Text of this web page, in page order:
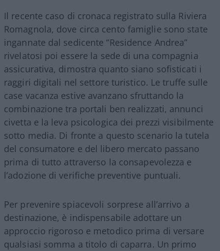
Il recente caso di cronaca registrato sulla Riviera
Romagnola, dove circa cento famiglie sono state
ingannate dal sedicente “Residence Andrea”
rivelatosi poi essere la sede di una compagnia
assicurativa, dimostra quanto siano sofisticati i
raggiri digitali nel settore turistico. Le truffe sulle
case vacanza estive avanzano sfruttando la
combinazione tra portali ben realizzati, annunci
civetta e la leva psicologica dei prezzi visibilmente
sotto media. Di fronte a questo scenario la tutela
del consumatore e del libero mercato passano
prima di tutto attraverso la consapevolezza e
l’adozione di verifiche preventive puntuali.
Per prevenire spiacevoli sorprese all’arrivo a
destinazione, è indispensabile adottare un
approccio rigoroso e metodico prima di versare
qualsiasi somma a titolo di caparra. Un primo